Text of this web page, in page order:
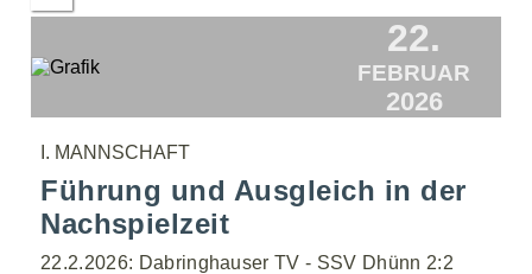
22.
FEBRUAR
2026
I. MANNSCHAFT
Führung und Ausgleich in der
Nachspielzeit
22.2.2026: Dabringhauser TV - SSV Dhünn 2:2